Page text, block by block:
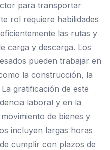
para transportar
rol requiere habilidades
las rutas y
carga y descarga. Los
pueden trabajar en
la construcción, la
gratificación de este
laboral y en la
de bienes y
incluyen largas horas
cumplir con plazos de